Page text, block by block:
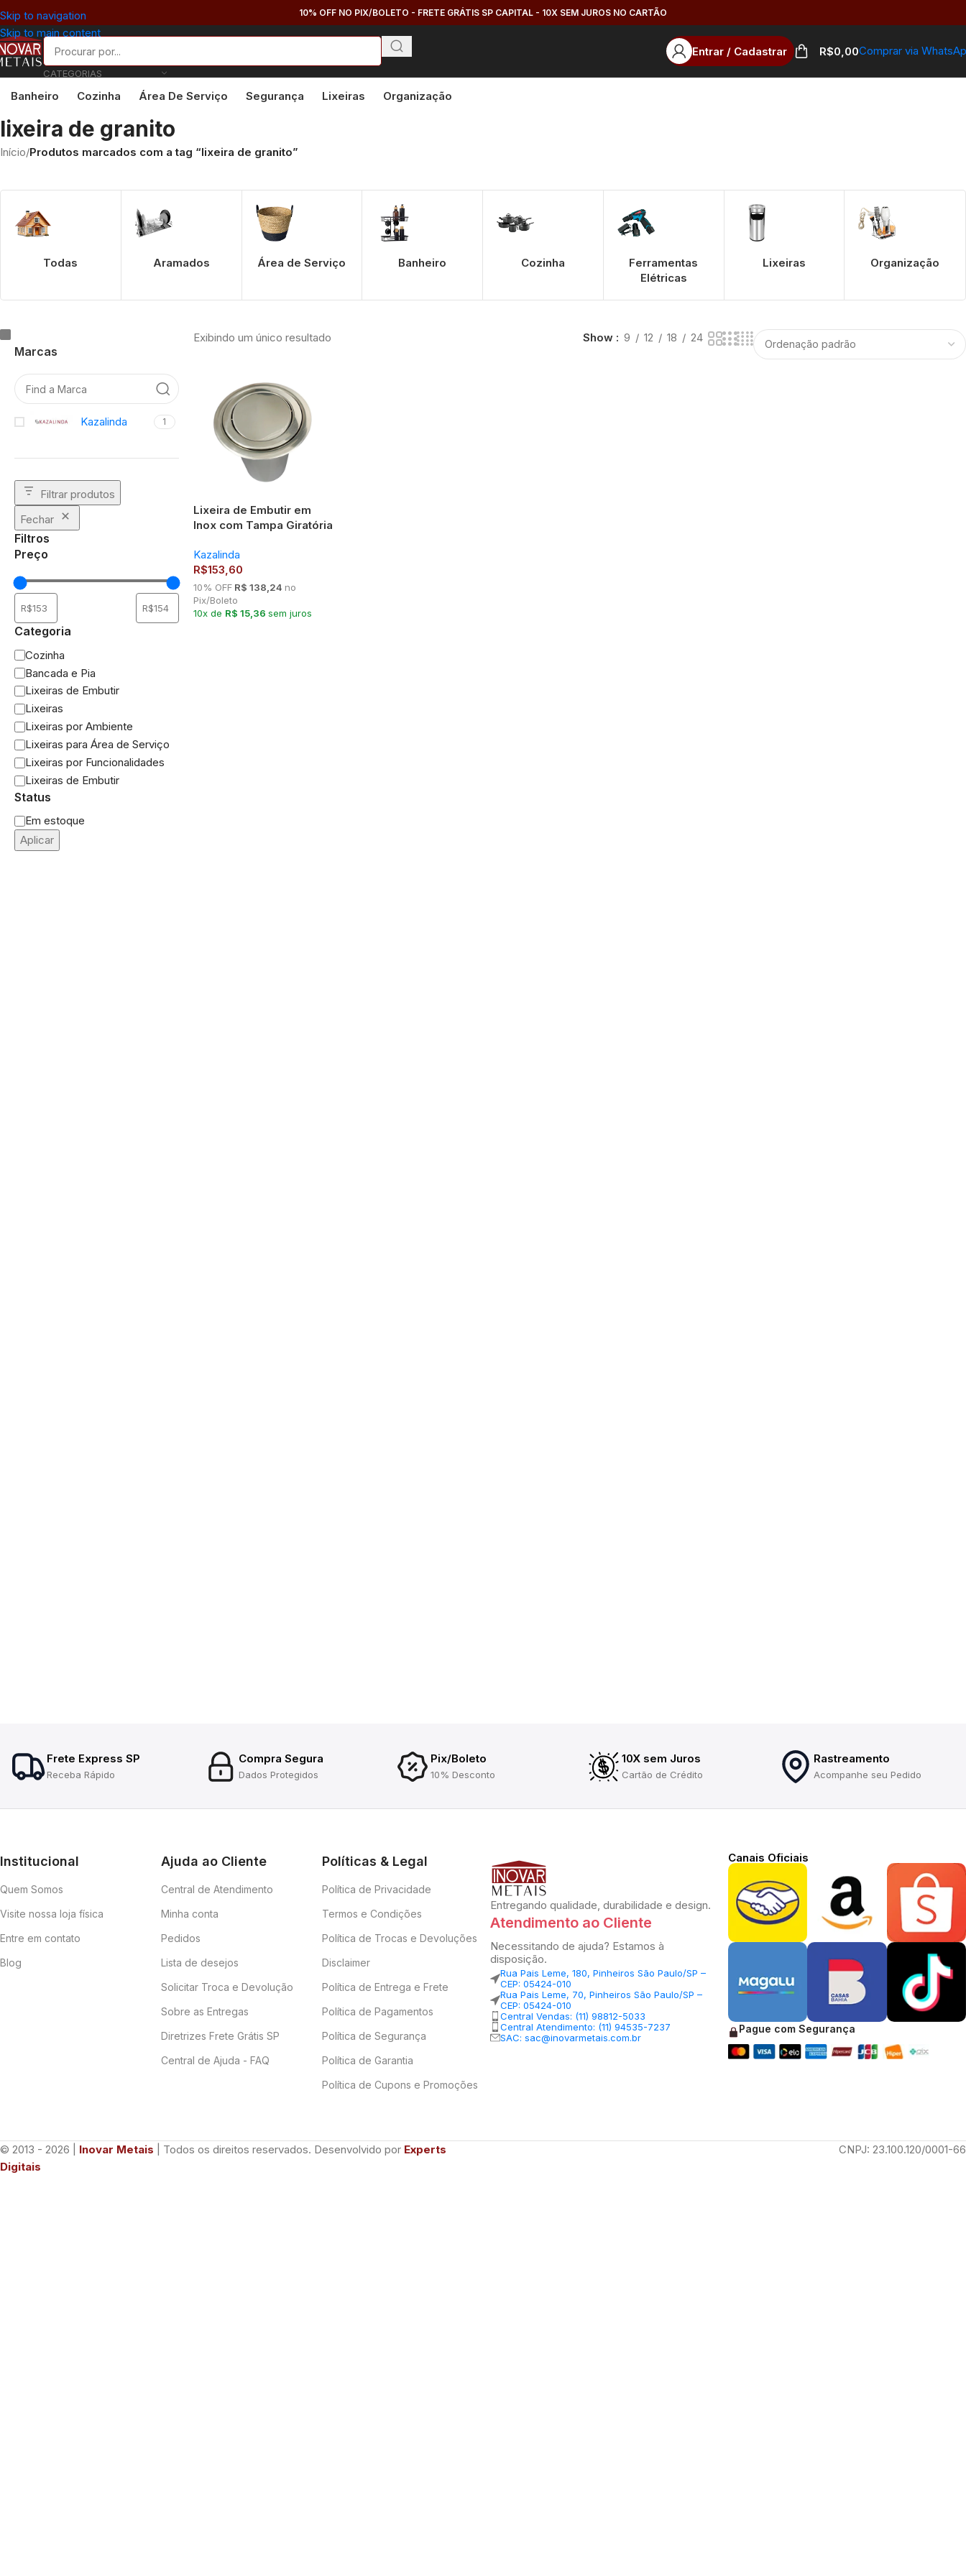
Skip to navigation
Skip to main content
10% OFF NO PIX/BOLETO - FRETE GRÁTIS SP CAPITAL - 10X SEM JUROS NO CARTÃO
CATEGORIAS
Entrar / Cadastrar R$0,00Comprar via
Banheiro Cozinha Área De Serviço Segurança Lixeiras Organização
lixeira de granito
Início/Produtos marcados com a tag “lixeira de granito”
Todas Aramados Área de Serviço Banheiro Cozinha
Ferramentas
Elétricas
Lixeiras Organização
Marcas
Kazalinda 1
Filtrar produtos
Fechar
Filtros
Preço
Categoria
Cozinha
Bancada e Pia
Lixeiras de Embutir
Lixeiras
Lixeiras por Ambiente
Lixeiras para Área de Serviço
Lixeiras por Funcionalidades
Lixeiras de Embutir
Status
Em estoque
Aplicar
Exibindo um único resultado Show 9 12 18 24
Lixeira de Embutir em
Inox com Tampa Giratória
Kazalinda
R$153,60
10% OFFR$ 138,24 no
Pix/Boleto
10x de R$ 15,36 sem juros
Frete Express SP
Receba Rápido
Compra Segura
Dados Protegidos
Pix/Boleto
10% Desconto
10X sem Juros
Cartão de Crédito
Rastreamento
Acompanhe seu Pedido
Institucional
Quem Somos
Visite nossa loja física
Entre em contato
Blog
Ajuda ao Cliente
Central de Atendimento
Minha conta
Pedidos
Lista de desejos
Solicitar Troca e Devolução
Sobre as Entregas
Diretrizes Frete Grátis SP
Central de Ajuda - FAQ
Políticas & Legal
Política de Privacidade
Termos e Condições
Política de Trocas e Devoluções
Disclaimer
Política de Entrega e Frete
Política de Pagamentos
Política de Segurança
Política de Garantia
Política de Cupons e Promoções
Entregando qualidade, durabilidade e design.
Atendimento ao Cliente
Necessitando de ajuda? Estamos à
disposição.
Rua Pais Leme, 180, Pinheiros São Paulo/SP –
CEP: 05424-010
Rua Pais Leme, 70, Pinheiros São Paulo/SP –
CEP: 05424-010
Central Vendas: (11) 98812-5033
Central Atendimento: (11) 94535-7237
SAC: sac@inovarmetais.com.br
Canais Oficiais
Pague com Segurança
© 2013 - 2026 | Inovar Metais | Todos os direitos reservados. Desenvolvido por Experts
Digitais
CNPJ: 23.100.120/0001-66